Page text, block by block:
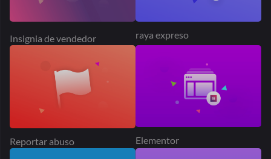
Suscripciones Suscripción del producto